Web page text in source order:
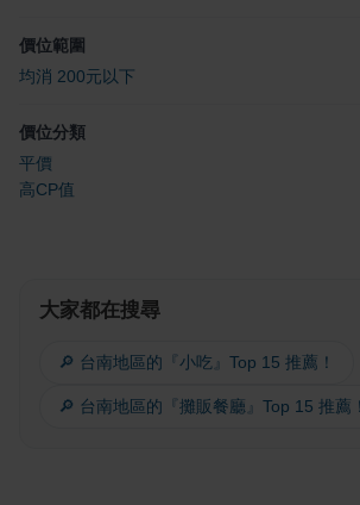
價位範圍
均消 200元以下
價位分類
平價
高CP值
大家都在搜尋
🔎 台南地區的『小吃』Top 15 推薦！
🔎 台南地區的『攤販餐廳』Top 15 推薦！